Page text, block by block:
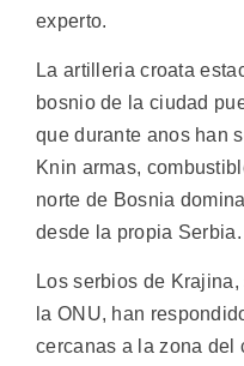
experto.
La artilleria croata
bosnio de la ciudad
que durante anos han
Knin armas,
norte de Bosnia
desde la propia Serbia.
Los serbios de
la ONU, han
cercanas a la zona del